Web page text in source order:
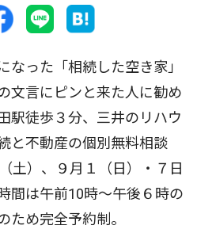
った「相続した空き家」
の文言にピンと来た人に勧め
駅徒歩３分、三井のリハウ
と不動産の個別無料相談
土）、９月１（日）・７日
間は午前10時〜午後６時の
ため完全予約制。